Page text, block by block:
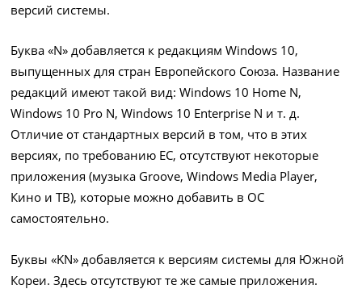
версий системы.
Буква «N» добавляется к редакциям Windows 10,
выпущенных для стран Европейского Союза. Название
редакций имеют такой вид: Windows 10 Home N,
Windows 10 Pro N, Windows 10 Enterprise N и т. д.
Отличие от стандартных версий в том, что в этих
версиях, по требованию ЕС, отсутствуют некоторые
приложения (музыка Groove, Windows Media Player,
Кино и ТВ), которые можно добавить в ОС
самостоятельно.
Буквы «KN» добавляется к версиям системы для Южной
Кореи. Здесь отсутствуют те же самые приложения.